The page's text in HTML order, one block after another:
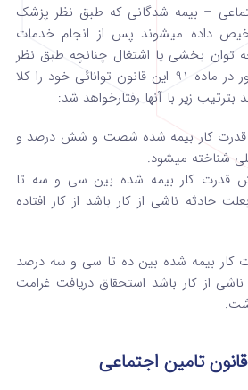
اجتماعی – بیمه ‌شدگانی که طبق نظر پزشک
داده میشوند پس از انجام خدمات
توان ‌بخشی ‌یا اشتغال چنانچه طبق نظر
کمیسیونهای پزشکی مذکور در ماده 91 این قانون توانائی خود را کلا
زیر با آنها رفتار‌خواهد شد:
قدرت کار بیمه شده شصت و شش درصد و
شناخته میشود.
قدرت کار بیمه شده بین سی و سه تا
ناشی از کار باشد از کار افتاده
کار بیمه شده بین ده تا سی و سه درصد
از کار باشد استحقاق دریافت غرامت